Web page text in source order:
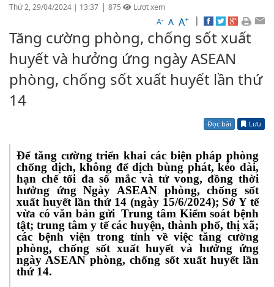
Thứ 2, 29/04/2024 | 13:37 | 875
Lượt xem
A- A A+ |
Tăng cường phòng, chống sốt xuất
huyết và hưởng ứng ngày ASEAN
phòng, chống sốt xuất huyết lần thứ
14
Đọc bài Lưu
Để tăng cường triển khai các biện pháp phòng
chống dịch, không để dịch bùng phát, kéo dài,
hạn chế tối đa số mắc và tử vong, đồng thời
hưởng ứng Ngày ASEAN phòng, chống sốt
xuất huyết lần thứ 14 (ngày 15/6/2024); Sở Y tế
vừa có văn bản gửi Trung tâm Kiểm soát bệnh
tật; trung tâm y tế các huyện, thành phố, thị xã;
các bệnh viện trong tỉnh về việc tăng cường
phòng, chống sốt xuất huyết và hưởng ứng
ngày ASEAN phòng, chống sốt xuất huyết lần
thứ 14.